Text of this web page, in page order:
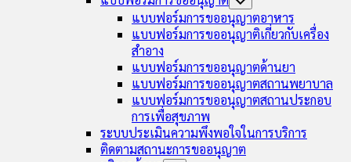
Child
Menu
แบบฟอร์มการขออนุญาตอาหาร
แบบฟอร์มการขออนุญาติเกี่ยวกับเครื่อง
สำอาง
แบบฟอร์มการขออนุญาตด้านยา
แบบฟอร์มการขออนุญาตสถานพยาบาล
แบบฟอร์มการขออนุญาตสถานประกอบ
การเพื่อสุขภาพ
ระบบประเมินความพึงพอใจในการบริการ
ติดตามสถานะการขออนุญาต